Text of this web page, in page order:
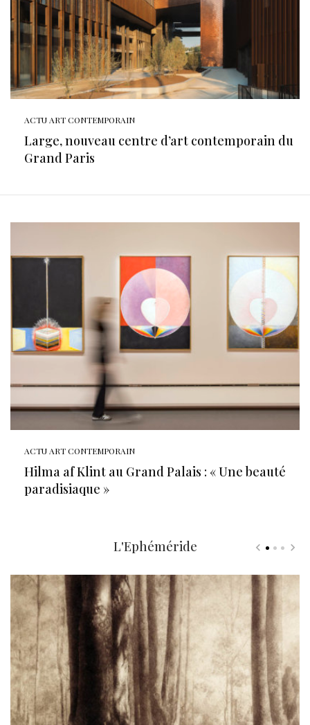
ACTU ART CONTEMPORAIN
Large, nouveau centre d’art contemporain du
Grand Paris
ACTU ART CONTEMPORAIN
Hilma af Klint au Grand Palais : « Une beauté
paradisiaque »
L'Ephéméride